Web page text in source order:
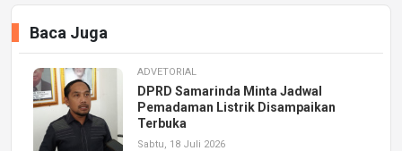
Baca Juga
ADVETORIAL
DPRD Samarinda Minta Jadwal
Pemadaman Listrik Disampaikan
Terbuka
Sabtu, 18 Juli 2026